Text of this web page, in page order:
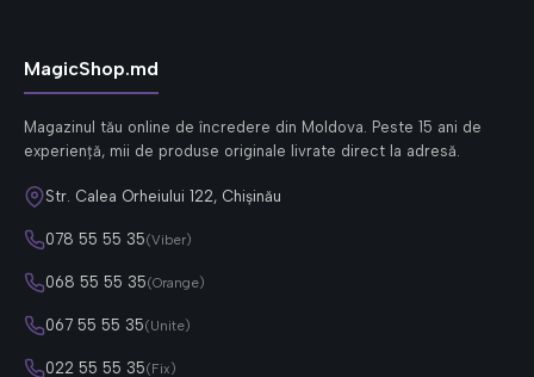
MagicShop.md
Magazinul tău online de încredere din Moldova. Peste 15 ani de
experiență, mii de produse originale livrate direct la adresă.
Str. Calea Orheiului 122, Chișinău
078 55 55 35(Viber)
068 55 55 35(Orange)
067 55 55 35(Unite)
022 55 55 35(Fix)